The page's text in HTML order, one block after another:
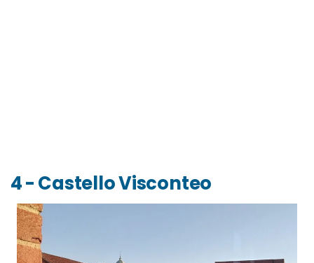
4 - Castello Visconteo